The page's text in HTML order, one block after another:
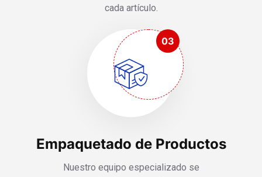
cada artículo.
03
Empaquetado de Productos
Nuestro equipo especializado se